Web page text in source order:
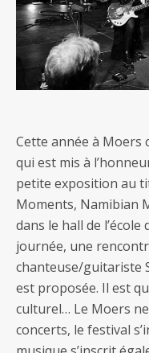
Cette année à Moers
qui est mis à
petite exposition au
Moments, Namibian
dans le hall de
journée, une
chanteuse/guitariste
est proposée. Il est
culturel… Le Moers
concerts, le festival